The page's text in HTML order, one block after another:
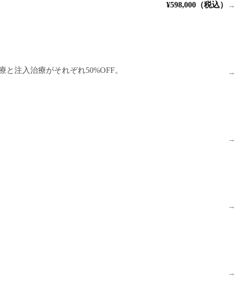
¥598,000（税込） →
注入治療がそれぞれ50%OFF。 →
→
→
→